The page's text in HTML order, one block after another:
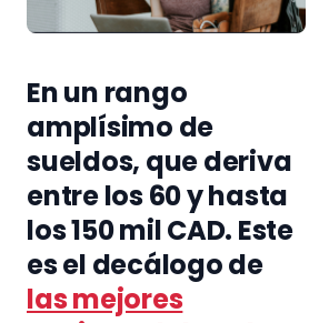
En un rango
amplísimo de
sueldos, que deriva
entre los 60 y hasta
los 150 mil CAD. Este
es el decálogo de
las mejores